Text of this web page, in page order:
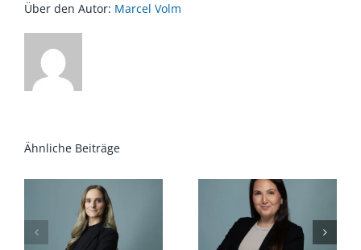
Über den Autor: Marcel Volm
Ähnliche Beiträge
Katharina Rau